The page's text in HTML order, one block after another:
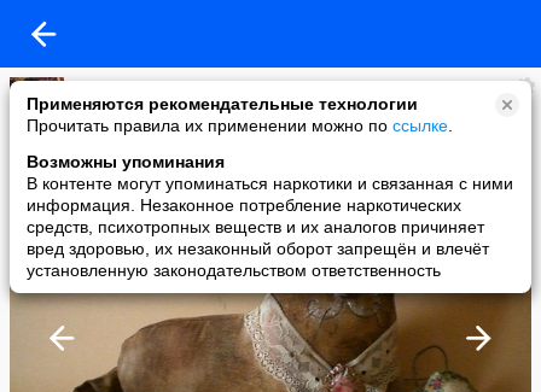
Применяются рекомендательные технологии
Прочитать правила их применении можно по ссылке
Возможны упоминания
В контенте могут упоминаться наркотики и связанная с ними
информация. Незаконное потребление наркотических
средств, психотропных веществ и их аналогов причиняет
вред здоровью, их незаконный оборот запрещён и влечёт
установленную законодательством ответственность
Елисеева Алёна
added a photo
05 Mar в 21:30